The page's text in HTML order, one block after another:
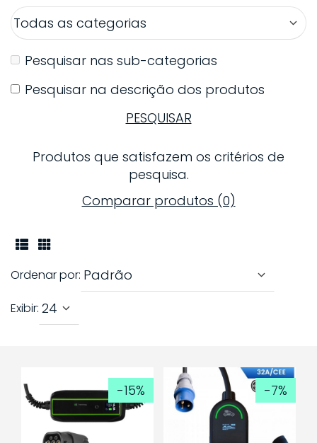
Pesquisar nas sub-categorias
Pesquisar na descrição dos produtos
PESQUISAR
Produtos que satisfazem os critérios de
pesquisa.
Comparar produtos (0)
Ordenar por:
Exibir:
-15% -7%